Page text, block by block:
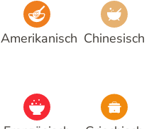
Amerikanisch Chinesisch